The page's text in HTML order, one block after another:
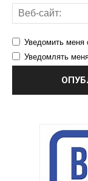
Уведомить меня
Уведомлять